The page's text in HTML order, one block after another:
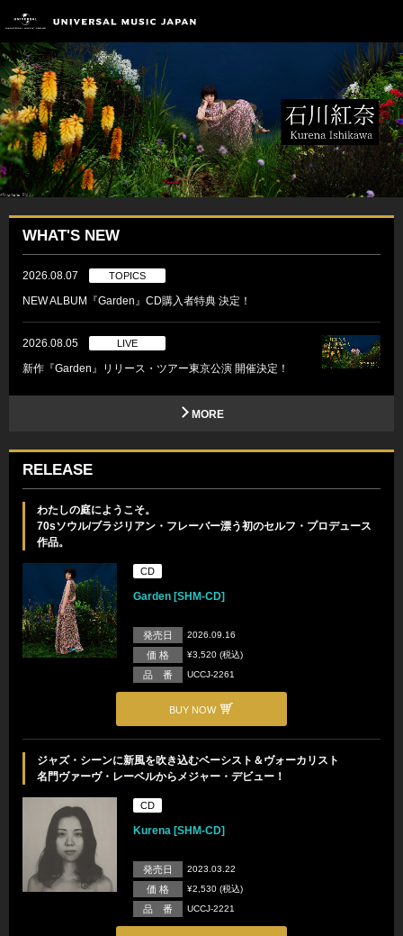
WHAT'S NEW
2026.08.07 TOPICS
NEW ALBUM『Garden』CD購入者特典 決定！
2026.08.05 LIVE
新作『Garden』リリース・ツアー東京公演 開催決定！
MORE
RELEASE
わたしの庭にようこそ。
70sソウル/ブラジリアン・フレーバー漂う初のセルフ・プロデュース
作品。
CD
Garden [SHM-CD]
発売日 2026.09.16
価 格 ¥3,520 (税込)
品 番 UCCJ-2261
BUY NOW
ジャズ・シーンに新風を吹き込むベーシスト＆ヴォーカリスト
名門ヴァーヴ・レーベルからメジャー・デビュー！
CD
Kurena [SHM-CD]
発売日 2023.03.22
価 格 ¥2,530 (税込)
品 番 UCCJ-2221